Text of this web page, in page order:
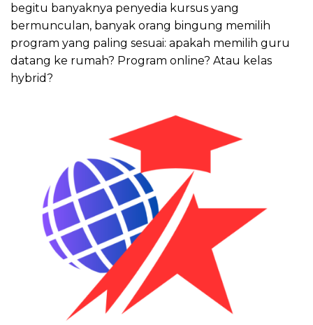
begitu banyaknya penyedia kursus yang
bermunculan, banyak orang bingung memilih
program yang paling sesuai: apakah memilih guru
datang ke rumah? Program online? Atau kelas
hybrid?